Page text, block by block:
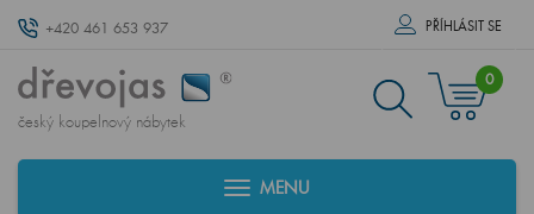
+420 461 653 937 PŘÍHLÁSIT SE
český koupelnový nábytek
0
MENU